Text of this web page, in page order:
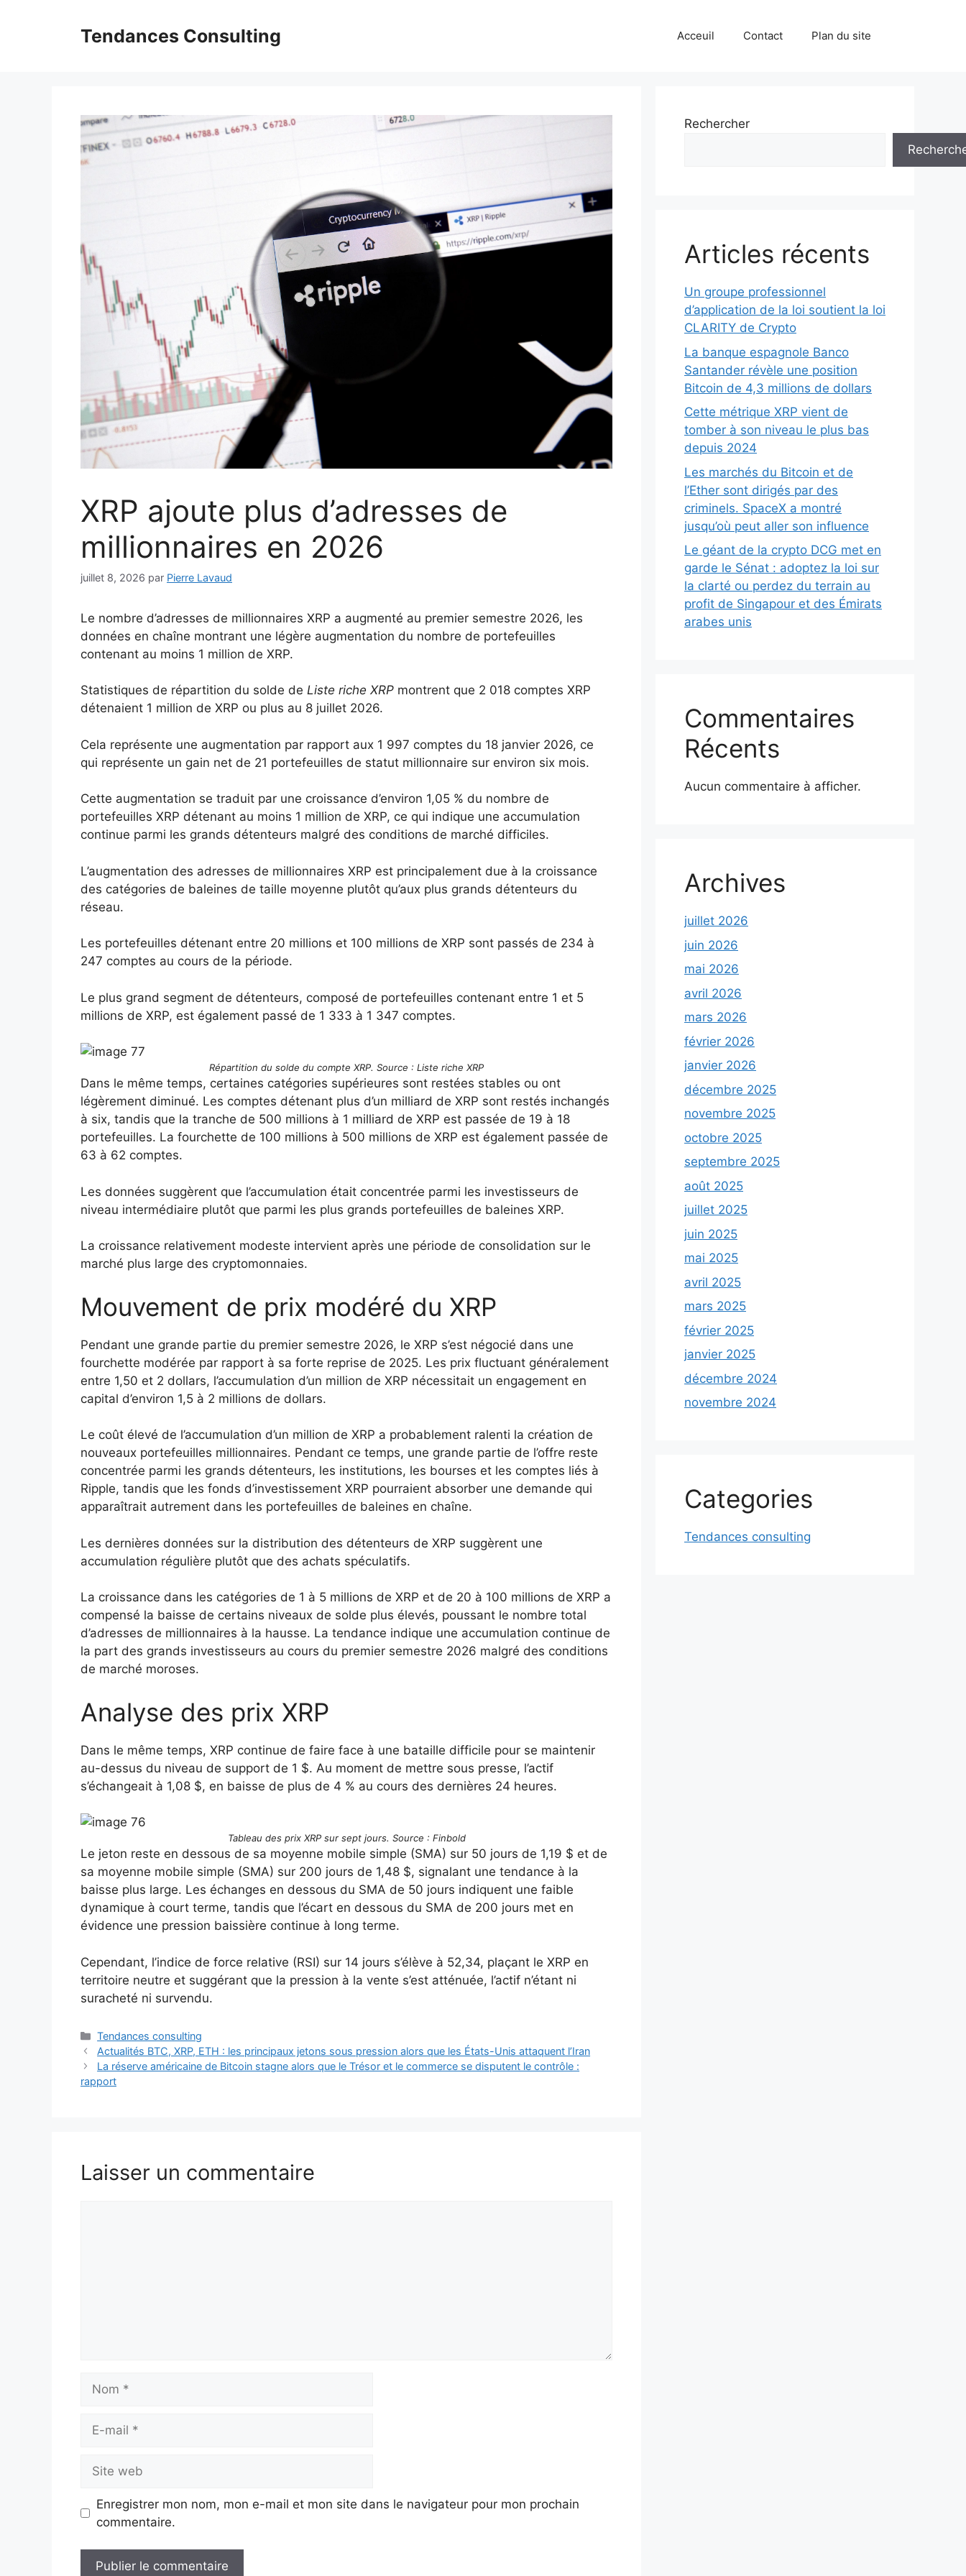
Tendances Consulting Acceuil Contact Plan du site
XRP ajoute plus d’adresses de
millionnaires en 2026
juillet 8, 2026 par Pierre Lavaud
Le nombre d’adresses de millionnaires XRP a augmenté au premier semestre 2026, les
données en chaîne montrant une légère augmentation du nombre de portefeuilles
contenant au moins 1 million de XRP.
Statistiques de répartition du solde de Liste riche XRP montrent que 2 018 comptes XRP
détenaient 1 million de XRP ou plus au 8 juillet 2026.
Cela représente une augmentation par rapport aux 1 997 comptes du 18 janvier 2026, ce
qui représente un gain net de 21 portefeuilles de statut millionnaire sur environ six mois.
Cette augmentation se traduit par une croissance d’environ 1,05 % du nombre de
portefeuilles XRP détenant au moins 1 million de XRP, ce qui indique une accumulation
continue parmi les grands détenteurs malgré des conditions de marché difficiles.
L’augmentation des adresses de millionnaires XRP est principalement due à la croissance
des catégories de baleines de taille moyenne plutôt qu’aux plus grands détenteurs du
réseau.
Les portefeuilles détenant entre 20 millions et 100 millions de XRP sont passés de 234 à
247 comptes au cours de la période.
Le plus grand segment de détenteurs, composé de portefeuilles contenant entre 1 et 5
millions de XRP, est également passé de 1 333 à 1 347 comptes.
Répartition du solde du compte XRP. Source : Liste riche XRP
Dans le même temps, certaines catégories supérieures sont restées stables ou ont
légèrement diminué. Les comptes détenant plus d’un milliard de XRP sont restés inchangés
à six, tandis que la tranche de 500 millions à 1 milliard de XRP est passée de 19 à 18
portefeuilles. La fourchette de 100 millions à 500 millions de XRP est également passée de
63 à 62 comptes.
Les données suggèrent que l’accumulation était concentrée parmi les investisseurs de
niveau intermédiaire plutôt que parmi les plus grands portefeuilles de baleines XRP.
La croissance relativement modeste intervient après une période de consolidation sur le
marché plus large des cryptomonnaies.
Mouvement de prix modéré du XRP
Pendant une grande partie du premier semestre 2026, le XRP s’est négocié dans une
fourchette modérée par rapport à sa forte reprise de 2025. Les prix fluctuant généralement
entre 1,50 et 2 dollars, l’accumulation d’un million de XRP nécessitait un engagement en
capital d’environ 1,5 à 2 millions de dollars.
Le coût élevé de l’accumulation d’un million de XRP a probablement ralenti la création de
nouveaux portefeuilles millionnaires. Pendant ce temps, une grande partie de l’offre reste
concentrée parmi les grands détenteurs, les institutions, les bourses et les comptes liés à
Ripple, tandis que les fonds d’investissement XRP pourraient absorber une demande qui
apparaîtrait autrement dans les portefeuilles de baleines en chaîne.
Les dernières données sur la distribution des détenteurs de XRP suggèrent une
accumulation régulière plutôt que des achats spéculatifs.
La croissance dans les catégories de 1 à 5 millions de XRP et de 20 à 100 millions de XRP a
compensé la baisse de certains niveaux de solde plus élevés, poussant le nombre total
d’adresses de millionnaires à la hausse. La tendance indique une accumulation continue de
la part des grands investisseurs au cours du premier semestre 2026 malgré des conditions
de marché moroses.
Analyse des prix XRP
Dans le même temps, XRP continue de faire face à une bataille difficile pour se maintenir
au-dessus du niveau de support de 1 $. Au moment de mettre sous presse, l’actif
s’échangeait à 1,08 $, en baisse de plus de 4 % au cours des dernières 24 heures.
Tableau des prix XRP sur sept jours. Source : Finbold
Le jeton reste en dessous de sa moyenne mobile simple (SMA) sur 50 jours de 1,19 $ et de
sa moyenne mobile simple (SMA) sur 200 jours de 1,48 $, signalant une tendance à la
baisse plus large. Les échanges en dessous du SMA de 50 jours indiquent une faible
dynamique à court terme, tandis que l’écart en dessous du SMA de 200 jours met en
évidence une pression baissière continue à long terme.
Cependant, l’indice de force relative (RSI) sur 14 jours s’élève à 52,34, plaçant le XRP en
territoire neutre et suggérant que la pression à la vente s’est atténuée, l’actif n’étant ni
suracheté ni survendu.
Catégories
Tendances consulting
Actualités BTC, XRP, ETH : les principaux jetons sous pression alors que les États-Unis attaquent l’Iran
La réserve américaine de Bitcoin stagne alors que le Trésor et le commerce se disputent le contrôle :
rapport
Laisser un commentaire
mail
web
Enregistrer mon nom, mon e-mail et mon site dans le navigateur pour mon prochain
commentaire.
Rechercher
Articles récents
Un groupe professionnel
d’application de la loi soutient la loi
CLARITY de Crypto
La banque espagnole Banco
Santander révèle une position
Bitcoin de 4,3 millions de dollars
Cette métrique XRP vient de
tomber à son niveau le plus bas
depuis 2024
Les marchés du Bitcoin et de
l’Ether sont dirigés par des
criminels. SpaceX a montré
jusqu’où peut aller son influence
Le géant de la crypto DCG met en
garde le Sénat : adoptez la loi sur
la clarté ou perdez du terrain au
profit de Singapour et des Émirats
arabes unis
Commentaires
Récents
Aucun commentaire à afficher.
Archives
juillet 2026
juin 2026
mai 2026
avril 2026
mars 2026
février 2026
janvier 2026
décembre 2025
novembre 2025
octobre 2025
septembre 2025
août 2025
juillet 2025
juin 2025
mai 2025
avril 2025
mars 2025
février 2025
janvier 2025
décembre 2024
novembre 2024
Categories
Tendances consulting